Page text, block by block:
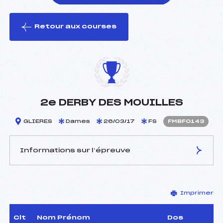
le ski
Retour aux courses
2e DERBY DES MOUILLES
GLIERES Dames 26/03/17 FS FMBF0143
Informations sur l’épreuve
ROCHET JOANNY (MB)
D.T Adjoint :
–
Dir. Epreuve :
ROGUET JEAN CLAUDE
Imprimer
Clt Nom Prénom Dos